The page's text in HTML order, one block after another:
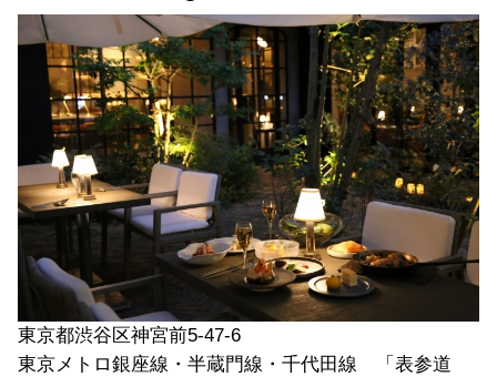
東京都渋谷区神宮前5-47-6
東京メトロ銀座線・半蔵門線・千代田線 「表参道